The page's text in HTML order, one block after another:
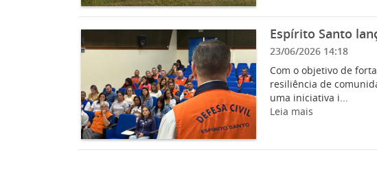
Espírito Santo
23/06/2026 14:18
Com o objetivo de
resiliência de
uma iniciativa i...
Leia mais